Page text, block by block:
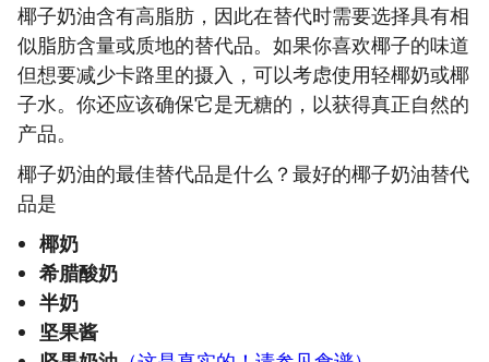
椰子奶油含有高脂肪，因此在替代时需要选择具有相
似脂肪含量或质地的替代品。如果你喜欢椰子的味道
但想要减少卡路里的摄入，可以考虑使用轻椰奶或椰
子水。你还应该确保它是无糖的，以获得真正自然的
产品。
椰子奶油的最佳替代品是什么？最好的椰子奶油替代
品是
椰奶
希腊酸奶
半奶
坚果酱